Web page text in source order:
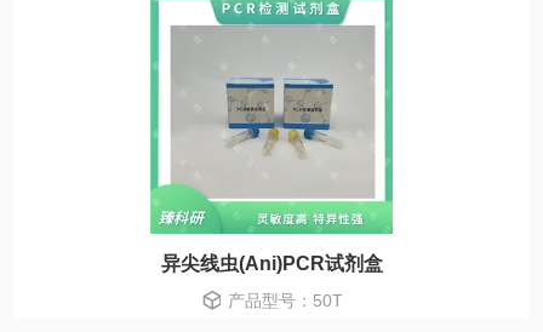
异尖线虫(Ani)PCR试剂盒
产品型号：50T